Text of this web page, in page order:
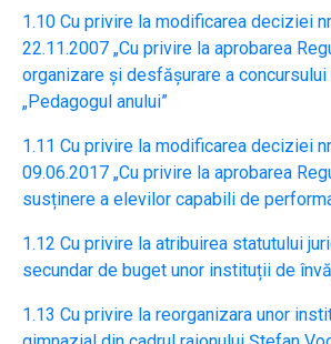
1.10 Cu privire la modificarea deciziei
22.11.2007 „Cu privire la aprobarea
organizare și desfășurare a concursului
„Pedagogul anului”
1.11 Cu privire la modificarea deciziei
09.06.2017 „Cu privire la aprobarea
susținere a elevilor capabili de
1.12 Cu privire la atribuirea statutului
secundar de buget unor instituții de
1.13 Cu privire la reorganizara unor